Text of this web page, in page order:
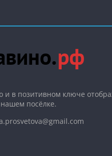
и в позитивном ключе
посёлке.